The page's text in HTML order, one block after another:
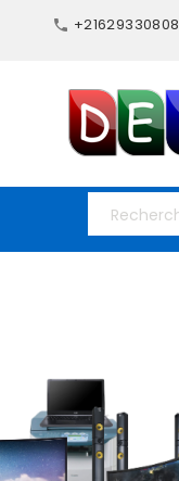
 +21629330808